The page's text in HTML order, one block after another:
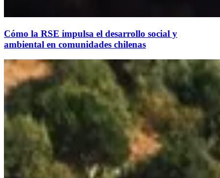
Cómo la RSE impulsa el desarrollo social y
ambiental en comunidades chilenas